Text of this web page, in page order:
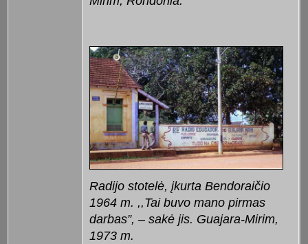
Radijo stotelė, įkurta Bendoraičio
1964 m. ,,Tai buvo mano pirmas
darbas”, – sakė jis. Guajara-Mirim,
1973 m.